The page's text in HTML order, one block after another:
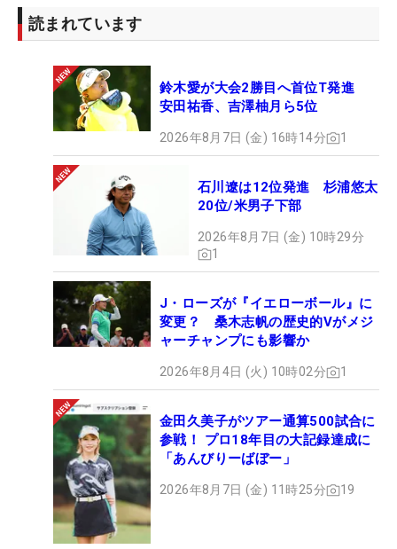
ど、マッチプレーでの強さを再びアピールしたこと
は確かだ。
米ツアーメンバーとしての2年目は優勝争いに何度
も加わったが未勝利に終わり、22年「トラストゴル
フ・スコティッシュ女子オープン」に次ぐ2勝目は
お預けとなった。それでもトップ10入りは8回を数
え、ポイントランキングは日本勢最上位の10位にラ
ンクインした。
今年のマッチプレー戦は、これまでと同じく
ー・クリークGCを舞台に4月3～7日の日程で開催。
その翌週には今季初の海外メジャー「シェブロン選
手権」が控えている。前哨戦で“三度目の正直”に期
読まれています
鈴木愛が大会2勝目へ首位T発進
安田祐香、吉澤柚月ら5位
2026年8月7日 (金) 16時14分 1
石川遼は12位発進 杉浦悠太
20位/米男子下部
2026年8月7日 (金) 10時29分
1
J・ローズが『イエローボール』に
変更？ 桑木志帆の歴史的Vがメジ
ャーチャンプにも影響か
2026年8月4日 (火) 10時02分 1
金田久美子がツアー通算500試合に
参戦！ プロ18年目の大記録達成に
「あんびりーばぼー」
2026年8月7日 (金) 11時25分 19